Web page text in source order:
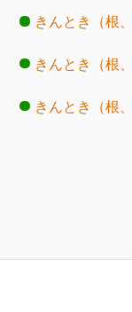
きんとき（根
きんとき（根
きんとき（根